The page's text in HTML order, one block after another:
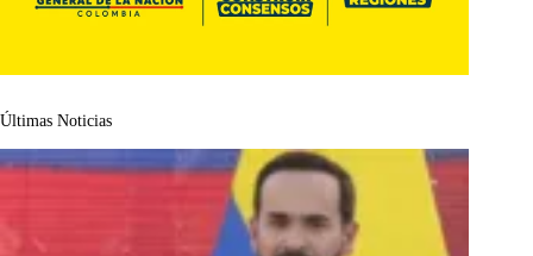
Últimas Noticias